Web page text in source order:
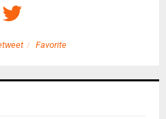
Favorite